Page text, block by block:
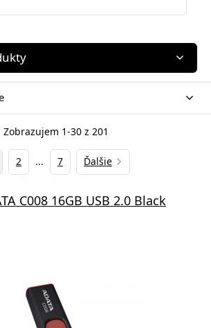
Zobrazujem 1-30 z 201
2 ... 7 Ďalšie
C008 16GB USB 2.0 Black